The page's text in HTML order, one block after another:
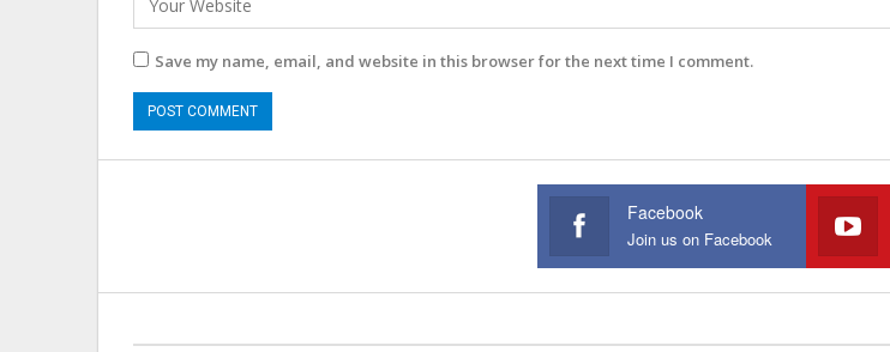
Save my name, email, and website in this browser for the next time I comment.
Facebook
Join us on Facebook